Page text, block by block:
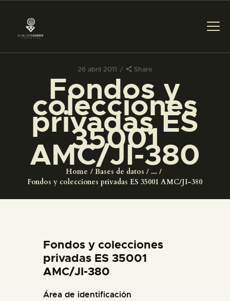
26 abril 2011 Share
Fondos y
colecciones
privadas ES
35001
AMC/JI-380
Home Bases de datos
...
Fondos y colecciones privadas ES 35001 AMC/JI-380
PREPARAR LA VISITA
ACTIVIDADES
█
EL MUSEO
DIDÁCTICA
ESPAÑOL
Fondos y colecciones
privadas ES 35001
AMC/JI-380
Área de identificación